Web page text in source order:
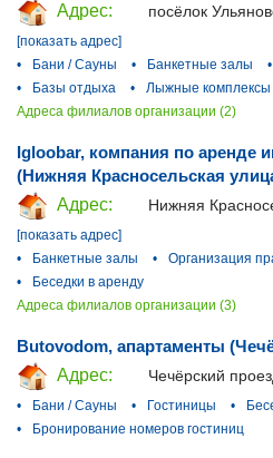
Адрес:
посёлок
[показать адрес]
•
Бани / Сауны • Банкетные залы •
•
Базы отдыха •
Лыжные комплексы
Адреса филиалов организации (2)
Igloobar, компания по аренде
(Нижняя Красносельская
Адрес:
Нижняя
[показать адрес]
•
Банкетные залы • Организация
•
Беседки в аренду
Адреса филиалов организации (3)
Butovodom, апартаменты
Адрес:
Чечёрский
•
Бани / Сауны • Гостиницы •
•
Бронирование номеров гостиниц